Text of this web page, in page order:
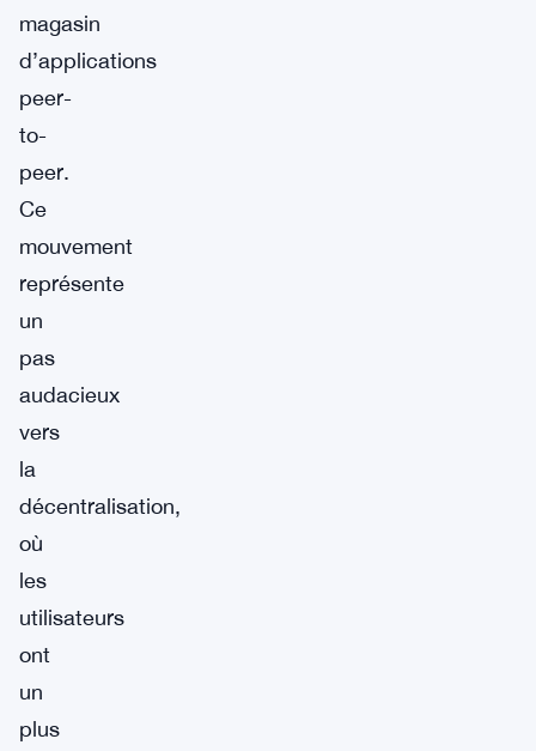
magasin
d’applications
peer-
to-
peer.
Ce
mouvement
représente
un
pas
audacieux
vers
la
décentralisation,
où
les
utilisateurs
ont
un
plus